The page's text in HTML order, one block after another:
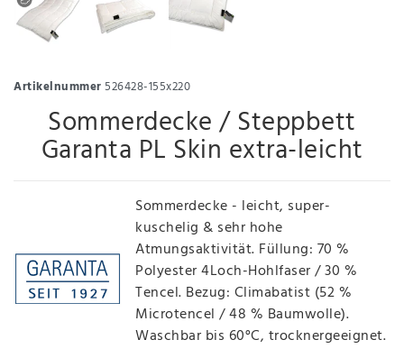
Artikelnummer526428-155x220
Sommerdecke / Steppbett
Garanta PL Skin extra-leicht
Sommerdecke - leicht, super-
kuschelig & sehr hohe
Atmungsaktivität. Füllung: 70 %
Polyester 4Loch-Hohlfaser / 30 %
Tencel. Bezug: Climabatist (52 %
Microtencel / 48 % Baumwolle).
Waschbar bis 60°C, trocknergeeignet.